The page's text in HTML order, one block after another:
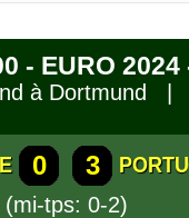
- EURO
à Dortmund
0 3
(mi-tps: 0-2)